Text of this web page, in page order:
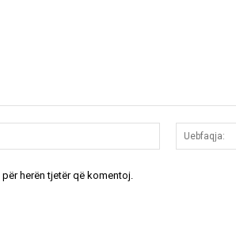
Email:*
herën tjetër që komentoj.